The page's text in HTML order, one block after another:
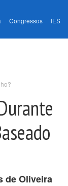
Congressos IES
de Oliveira